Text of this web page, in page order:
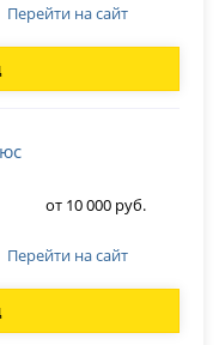
Перейти на сайт
от 10 000 руб.
Перейти на сайт